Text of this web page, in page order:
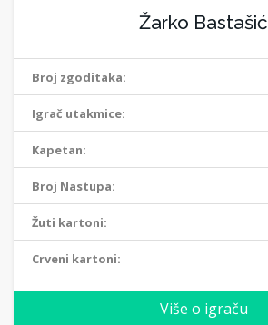
Žarko Bastašić
Broj zgoditaka:
Igrač utakmice:
Kapetan:
Broj Nastupa:
Žuti kartoni:
Crveni kartoni:
Više o igraču